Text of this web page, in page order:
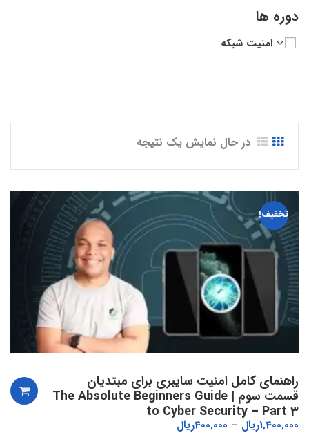
در حال نمایش یک نتیجه
تخفیف!
راهنمای کامل امنیت سایبری برای مبتدیان
قسمت سوم | The Absolute Beginners Guide
to Cyber Security – Part 3
1,400,000ریال 400,000ریال
دوره ها
امنیت شبکه